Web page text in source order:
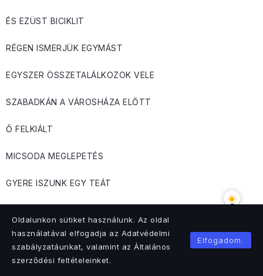
ÉS EZÜST BICIKLIT
RÉGEN ISMERJÜK EGYMÁST
EGYSZER ÖSSZETALÁLKOZOK VELE
SZABADKÁN A VÁROSHÁZA ELŐTT
Ő FELKIÁLT
MICSODA MEGLEPETÉS
GYERE ISZUNK EGY TEÁT
ISTENEMRE KATI
TE EGY KLASSZ CSAJ VAGY
Oldalunkon sütiket használunk. Az oldal
használatával elfogadja az Adatvédelmi
szabályzatáunkat, valamint az Általános
szerződési feltételeinket.
Elfogadom.